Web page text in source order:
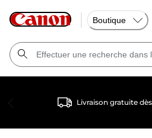
Boutique
Livraison gratuite